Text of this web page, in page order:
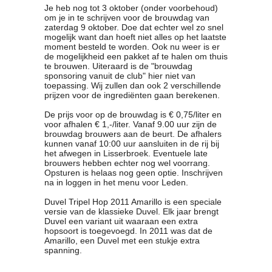
Je heb nog tot 3 oktober (onder voorbehoud)
om je in te schrijven voor de brouwdag van
zaterdag 9 oktober. Doe dat echter wel zo snel
mogelijk want dan hoeft niet alles op het laatste
moment besteld te worden. Ook nu weer is er
de mogelijkheid een pakket af te halen om thuis
te brouwen. Uiteraard is de "brouwdag
sponsoring vanuit de club" hier niet van
toepassing. Wij zullen dan ook 2 verschillende
prijzen voor de ingrediënten gaan berekenen.
De prijs voor op de brouwdag is € 0,75/liter en
voor afhalen € 1,-/liter. Vanaf 9.00 uur zijn de
brouwdag brouwers aan de beurt. De afhalers
kunnen vanaf 10:00 uur aansluiten in de rij bij
het afwegen in Lisserbroek. Eventuele late
brouwers hebben echter nog wel voorrang.
Opsturen is helaas nog geen optie. Inschrijven
na in loggen in het menu voor Leden.
Duvel Tripel Hop 2011 Amarillo is een speciale
versie van de klassieke Duvel. Elk jaar brengt
Duvel een variant uit waaraan een extra
hopsoort is toegevoegd. In 2011 was dat de
Amarillo, een Duvel met een stukje extra
spanning.